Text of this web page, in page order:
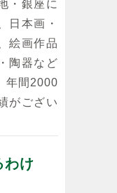
・銀座に
日本画・
絵画作品
陶器など
年間2000
がござい
わけ